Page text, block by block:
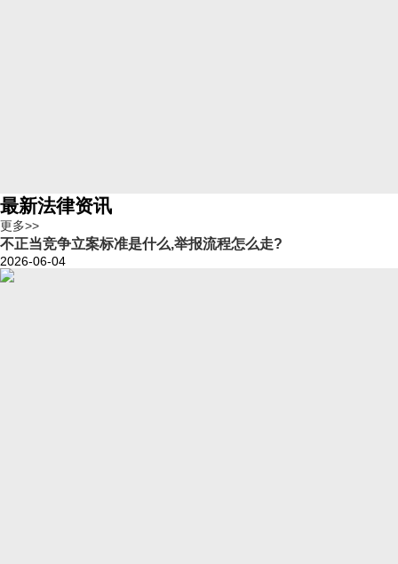
最新法律资讯
更多>>
不正当竞争立案标准是什么,举报流程怎么走?
2026-06-04